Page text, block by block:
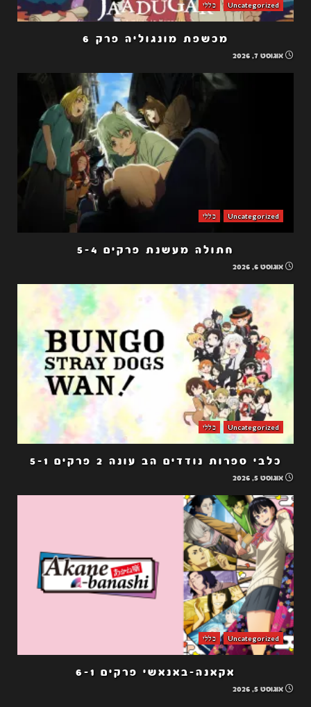
Uncategorized כללי
מכשפת מונגוליה פרק 6
אוגוסט 7, 2026
Uncategorized כללי
חתולה מעשנת פרקים 5-4
אוגוסט 6, 2026
Uncategorized כללי
כלבי ספרות נודדים הב עונה 2 פרקים 5-1
אוגוסט 5, 2026
Uncategorized כללי
אקאנה-באנאשי פרקים 6-1
אוגוסט 5, 2026